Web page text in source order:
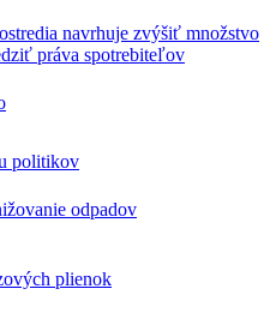
navrhuje zvýšiť množstvo
práva spotrebiteľov
politikov
odpadov
plienok